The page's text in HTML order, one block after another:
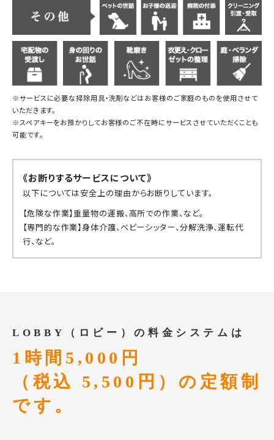
※サービスに必要な掃除用具・洗剤などはお客様のご家庭のものを使用させて
いただきます。
※スペアキーをお預かりしてお客様のご不在時にサービスさせていただくことも
可能です。
《お断りするサービスについて》
以下については安全上の理由からお断りしています。
【危険な作業】重量物の運搬、高所での作業、など。
【専門的な作業】身体介護、ベビーシッター、分解洗浄、運転代
行、など。
LOBBY（ロビー）の料金システムは
1時間5,000円
（税込 5,500円）の定額制
です。